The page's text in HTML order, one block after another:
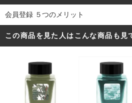
会員登録 ５つのメリット
この商品を見た人はこんな商品も見